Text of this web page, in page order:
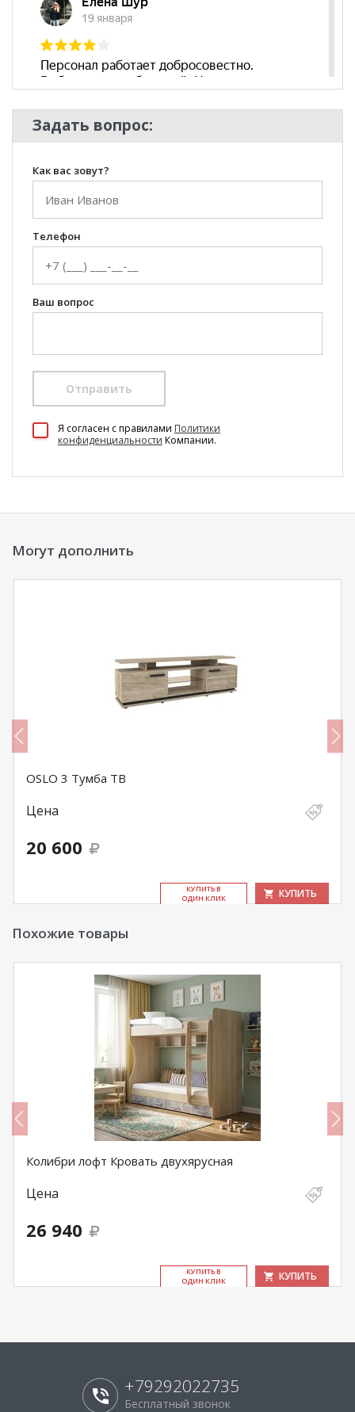
Задать вопрос:
Как вас зовут?
Телефон
Ваш вопрос
Отправить
Я согласен c правилами Политики
конфиденциальности Компании.
Могут дополнить
OSLO 3 Тумба ТВ
Цена
20 600
КУ­ПИТЬ В
ОДИН КЛИК
КУПИТЬ
Похожие товары
Колибри лофт Кровать двухярусная
Цена
26 940
КУ­ПИТЬ В
ОДИН КЛИК
КУПИТЬ
+79292022735
Бесплатный звонок